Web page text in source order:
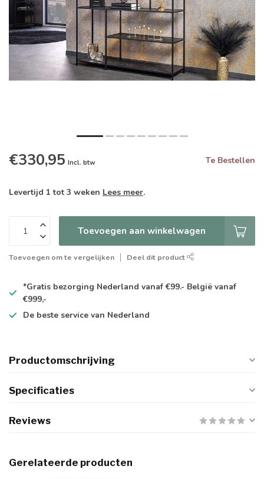
€330,95 Incl. btw Te Bestellen
Levertijd 1 tot 3 weken Lees meer.
Toevoegen aan winkelwagen
Toevoegen om te vergelijken Deel dit product
*Gratis bezorging Nederland vanaf €99.- België vanaf
€999,-
De beste service van Nederland
Productomschrijving
Specificaties
Reviews
Gerelateerde producten